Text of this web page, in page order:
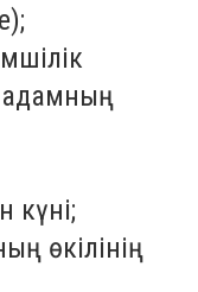
күні;
өкілінің